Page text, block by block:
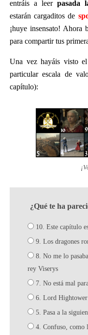
entráis a leer pasada
estarán cargaditos de
¡huye insensato! Ahora
para compartir tus
Una vez hayáis visto
particular escala de
capítulo):
¿Qué te ha
10. Este capítulo
9. Los dragones
8. No me lo
rey Viserys
7. No está mal
6. Lord Hightower
5. Pasa a la
4. Confuso, como